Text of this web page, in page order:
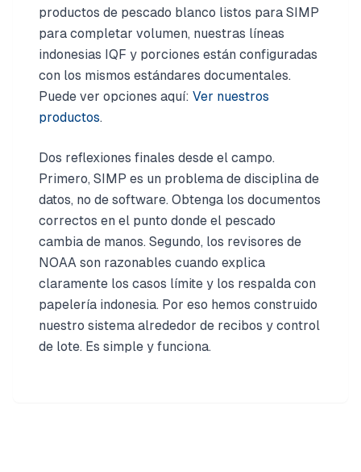
productos de pescado blanco listos para SIMP
para completar volumen, nuestras líneas
indonesias IQF y porciones están configuradas
con los mismos estándares documentales.
Puede ver opciones aquí: Ver nuestros
productos.
Dos reflexiones finales desde el campo.
Primero, SIMP es un problema de disciplina de
datos, no de software. Obtenga los documentos
correctos en el punto donde el pescado
cambia de manos. Segundo, los revisores de
NOAA son razonables cuando explica
claramente los casos límite y los respalda con
papelería indonesia. Por eso hemos construido
nuestro sistema alrededor de recibos y control
de lote. Es simple y funciona.